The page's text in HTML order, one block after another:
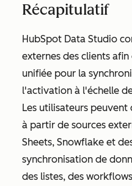
Récapitulatif
HubSpot Data Studio
externes des clients
unifiée pour la
l'activation à l'échelle
Les utilisateurs peuvent
à partir de sources
Sheets, Snowflake et
synchronisation de
des listes, des